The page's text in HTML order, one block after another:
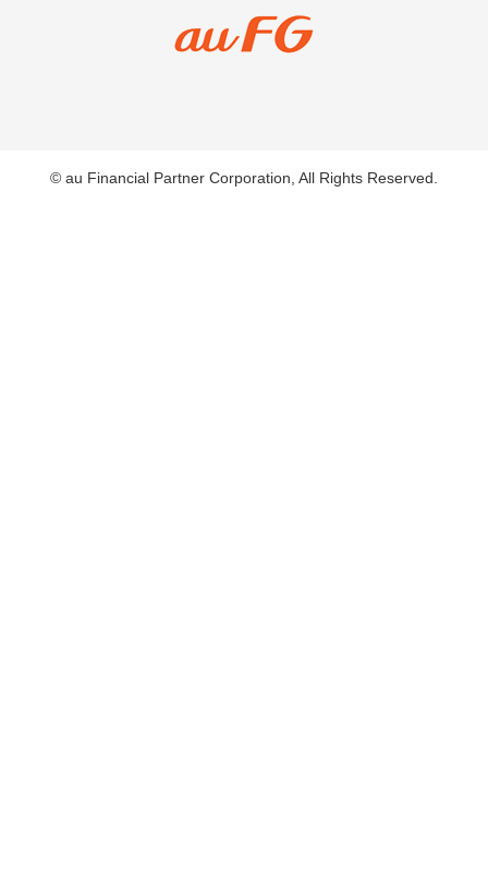
© au Financial Partner Corporation, All Rights Reserved.